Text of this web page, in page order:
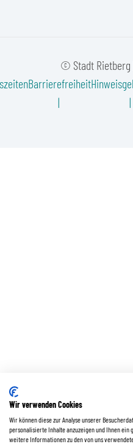
© Stadt Rietberg
Barrierefreiheit
Wir verwenden Cookies
Wir können diese zur Analyse unserer
personalisierte Inhalte anzuzeigen und Ihnen
weitere Informationen zu den von uns